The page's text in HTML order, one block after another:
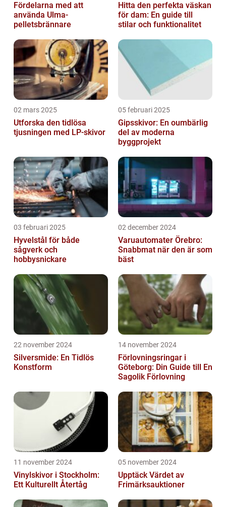
Fördelarna med att
använda Ulma-
pelletsbrännare
Hitta den perfekta väskan
för dam: En guide till
stilar och funktionalitet
02 mars 2025
Utforska den tidlösa
tjusningen med LP-skivor
05 februari 2025
Gipsskivor: En oumbärlig
del av moderna
byggprojekt
03 februari 2025
Hyvelstål för både
sågverk och
hobbysnickare
02 december 2024
Varuautomater Örebro:
Snabbmat när den är som
bäst
22 november 2024
Silversmide: En Tidlös
Konstform
14 november 2024
Förlovningsringar i
Göteborg: Din Guide till En
Sagolik Förlovning
11 november 2024
Vinylskivor i Stockholm:
Ett Kulturellt Återtåg
05 november 2024
Upptäck Värdet av
Frimärksauktioner